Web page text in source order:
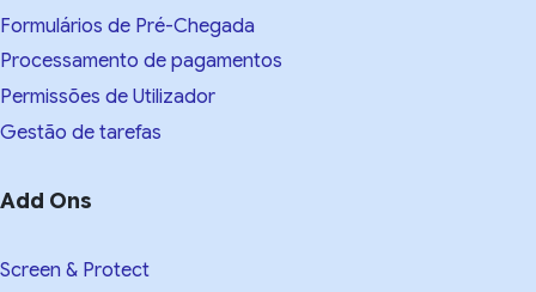
Formulários de Pré-Chegada
Processamento de pagamentos
Permissões de Utilizador
Gestão de tarefas
Add Ons
Screen & Protect